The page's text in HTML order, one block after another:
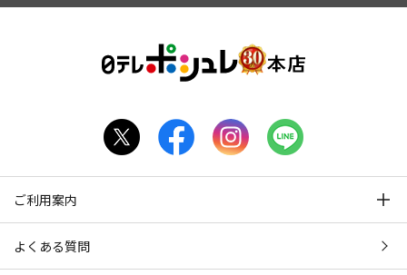
ご利用案内
よくある質問